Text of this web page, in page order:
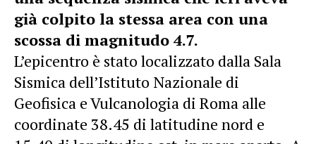
già colpito la stessa area con una
scossa di magnitudo 4.7.
L’epicentro è stato localizzato dalla Sala
Sismica dell’Istituto Nazionale di
Geofisica e Vulcanologia di Roma alle
coordinate 38.45 di latitudine nord e